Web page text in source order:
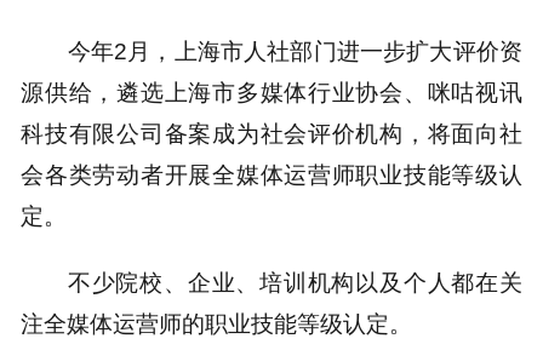
今年2月，上海市人社部门进一步扩大评价资
源供给，遴选上海市多媒体行业协会、咪咕视讯
科技有限公司备案成为社会评价机构，将面向社
会各类劳动者开展全媒体运营师职业技能等级认
定。
不少院校、企业、培训机构以及个人都在关
注全媒体运营师的职业技能等级认定。